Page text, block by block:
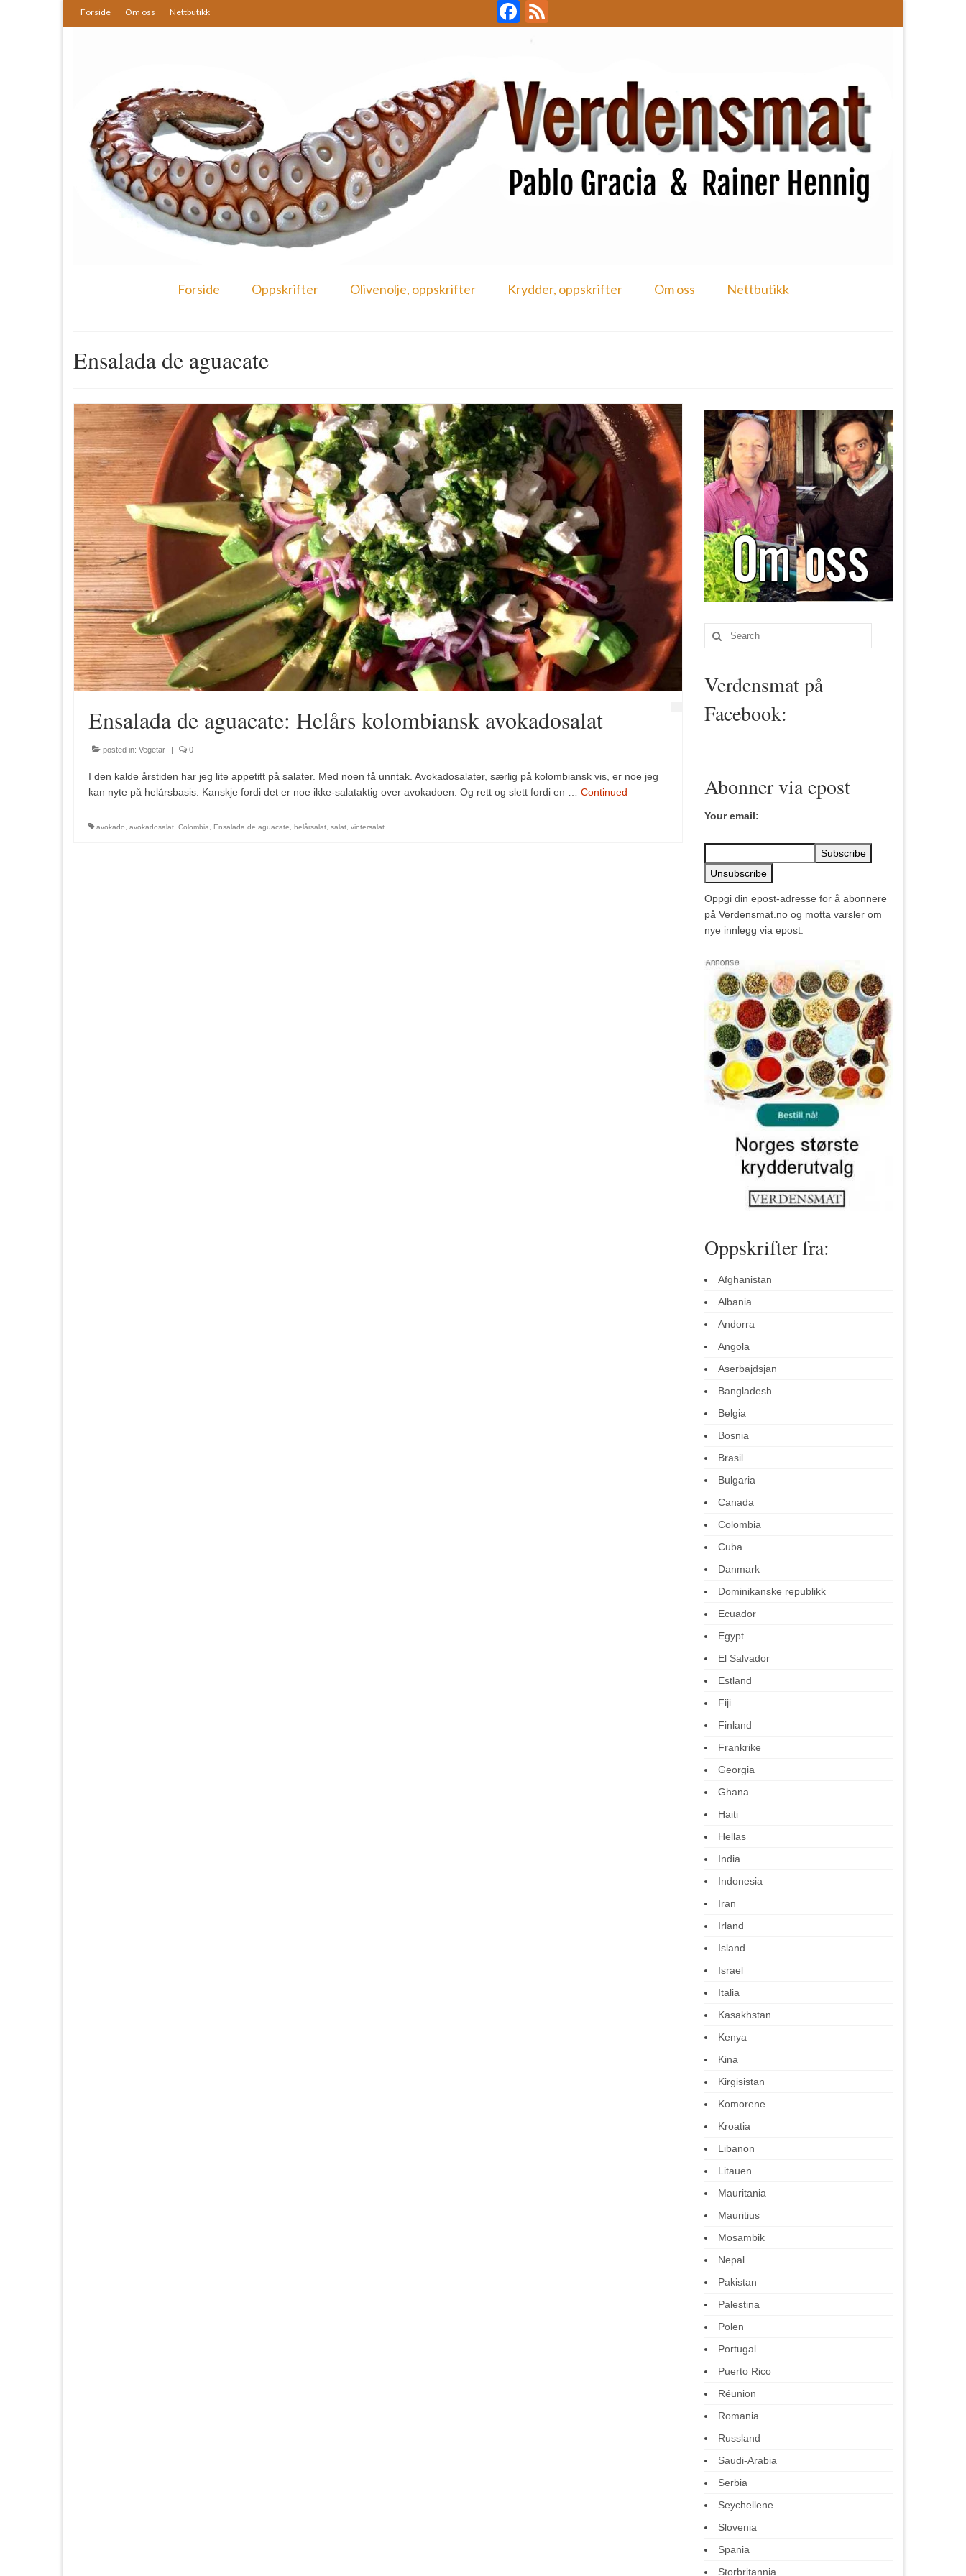
Forside Om oss Nettbutikk Facebook
Forside Oppskrifter Olivenolje, oppskrifter Krydder, oppskrifter Om oss Nettbutikk
Ensalada de aguacate
Ensalada de aguacate: Helårs kolombiansk avokadosalat
posted in: Vegetar | 0
I den kalde årstiden har jeg lite appetitt på salater. Med noen få unntak. Avokadosalater, særlig på kolombiansk vis, er noe jeg
kan nyte på helårsbasis. Kanskje fordi det er noe ikke-salataktig over avokadoen. Og rett og slett fordi en … Continued
avokado avokadosalat Colombia Ensalada de aguacate helårsalat salat vintersalat
Search
for:
Verdensmat på
Facebook:
Abonner via epost
Your email:
Oppgi din epost-adresse for å abonnere
på Verdensmat.no og motta varsler om
nye innlegg via epost.
Oppskrifter fra:
Afghanistan
Albania
Andorra
Angola
Aserbajdsjan
Bangladesh
Belgia
Bosnia
Brasil
Bulgaria
Canada
Colombia
Cuba
Danmark
Dominikanske republikk
Ecuador
Egypt
El Salvador
Estland
Fiji
Finland
Frankrike
Georgia
Ghana
Haiti
Hellas
India
Indonesia
Iran
Irland
Island
Israel
Italia
Kasakhstan
Kenya
Kina
Kirgisistan
Komorene
Kroatia
Libanon
Litauen
Mauritania
Mauritius
Mosambik
Nepal
Pakistan
Palestina
Polen
Portugal
Puerto Rico
Réunion
Romania
Russland
Saudi-Arabia
Serbia
Seychellene
Slovenia
Spania
Storbritannia